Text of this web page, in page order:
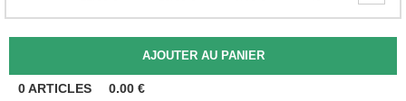
0ARTICLES 0.00 €